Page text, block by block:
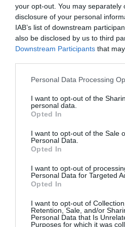
your opt-out. You may separately
disclosure of your personal
IAB’s list of downstream
also be disclosed by us to third
Downstream Participants that
Personal Data Processing
I want to opt-out of the
personal data.
Opted In
I want to opt-out of the Sale
Personal Data.
Opted In
I want to opt-out of
Personal Data for Targeted
Opted In
I want to opt-out of
Retention, Sale, and/or
Personal Data that Is
Purposes for which it was
con
euros... suma
Eulogio López
El IBEX 35
un nuevo
Eulogio López
Argumentos